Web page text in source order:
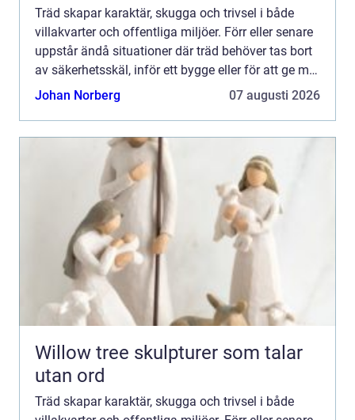
Träd skapar karaktär, skugga och trivsel i både
villakvarter och offentliga miljöer. Förr eller senare
uppstår ändå situationer där träd behöver tas bort
av säkerhetsskäl, inför ett bygge eller för att ge mer
ljus åt hus och trädgård. Då blir trädfäl...
Johan Norberg 07 augusti 2026
Willow tree skulpturer som talar
utan ord
Träd skapar karaktär, skugga och trivsel i både